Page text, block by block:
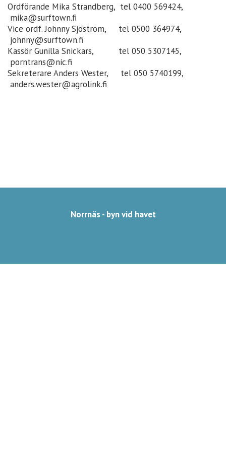
Ordförande Mika Strandberg, tel 0400 569424,
mika@surftown.fi
Vice ordf. Johnny Sjöström, tel 0500 364974,
johnny@surftown.fi
Kassör Gunilla Snickars, tel 050 5307145,
porntrans@nic.fi
Sekreterare Anders Wester, tel 050 5740199,
anders.wester@agrolink.fi
Norrnäs - byn vid havet